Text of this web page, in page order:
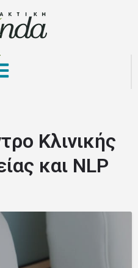
Κλινικής
και NLP